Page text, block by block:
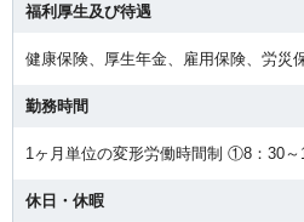
福利厚生及び待遇
健康保険、厚生年金、雇用保険、労災
勤務時間
1ヶ月単位の変形労働時間制 ①8：30
休日・休暇